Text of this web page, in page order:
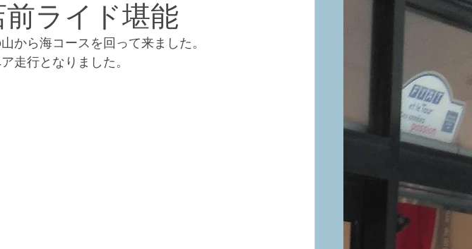
ライド堪能
から海コースを回って来ました。
走行となりました。